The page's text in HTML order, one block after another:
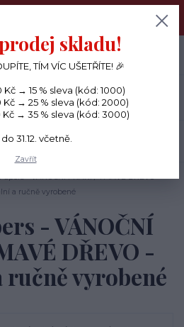
odesílám každý den, KREATIVNÍ
Menu
CZK
a ručně vyrobené
- VÁNOČNÍ
DŘEVO -
vyrobené
skladu!
TÍM VÍC UŠETŘÍTE! 🎉
→ 15 % sleva (kód: 1000)
→ 25 % sleva (kód: 2000)
→ 35 % sleva (kód: 3000)
31.12. včetně.
Zavřít